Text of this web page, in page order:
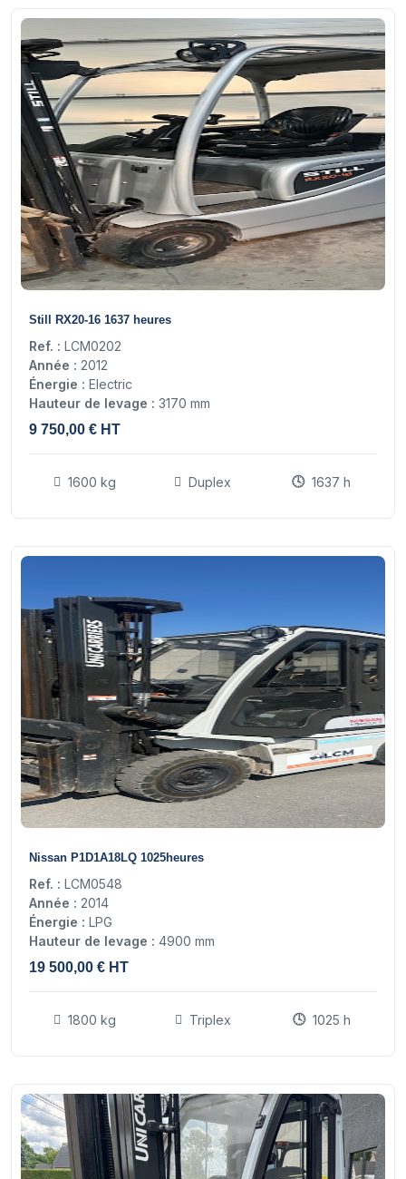
Still RX20-16 1637 heures
Ref. : LCM0202
Année : 2012
Énergie : Electric
Hauteur de levage : 3170 mm
9 750,00 € HT
1600 kg Duplex 1637 h
Nissan P1D1A18LQ 1025heures
Ref. : LCM0548
Année : 2014
Énergie : LPG
Hauteur de levage : 4900 mm
19 500,00 € HT
1800 kg Triplex 1025 h